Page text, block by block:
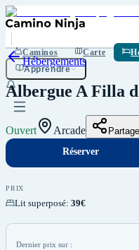
Caminos Carte
Apprendre
Hébergements
Albergue A Filla
Ouvert Arcade
Réserver
Réserver
PRIX
Lit superposé: 39€
Dernier prix sur :